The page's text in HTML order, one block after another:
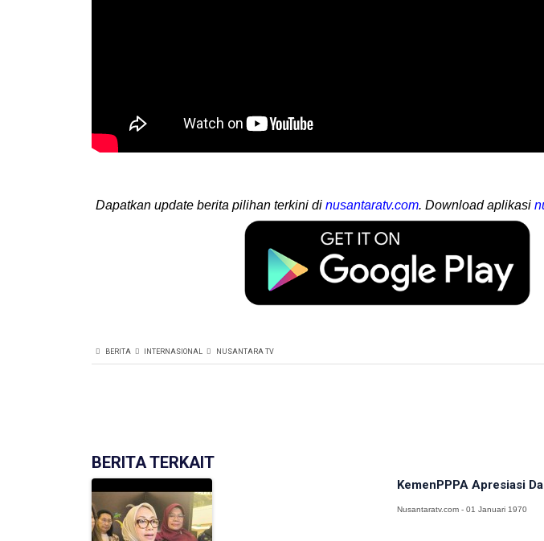
Dapatkan update berita pilihan terkini di nusantaratv.com. Download aplikasi
BERITA INTERNASIONAL NUSANTARA TV
BERITA TERKAIT
KemenPPPA Apresiasi
Nusantaratv.com - 01 Januari 1970